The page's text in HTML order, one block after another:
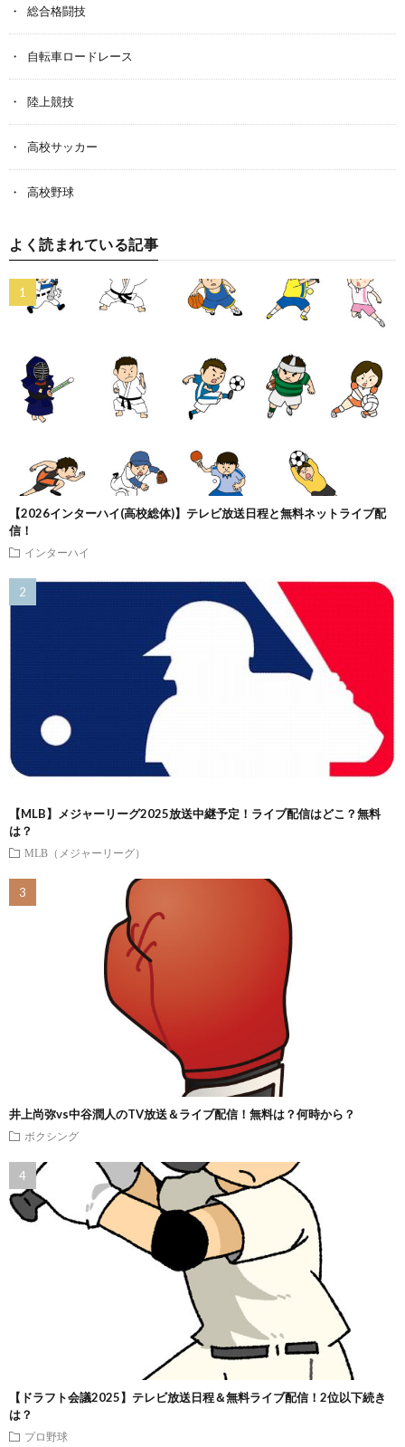
総合格闘技
自転車ロードレース
陸上競技
高校サッカー
高校野球
よく読まれている記事
【2026インターハイ(高校総体)】テレビ放送日程と無料ネットライブ配
信！
インターハイ
【MLB】メジャーリーグ2025放送中継予定！ライブ配信はどこ？無料
は？
MLB（メジャーリーグ）
井上尚弥vs中谷潤人のTV放送＆ライブ配信！無料は？何時から？
ボクシング
【ドラフト会議2025】テレビ放送日程＆無料ライブ配信！2位以下続き
は？
プロ野球